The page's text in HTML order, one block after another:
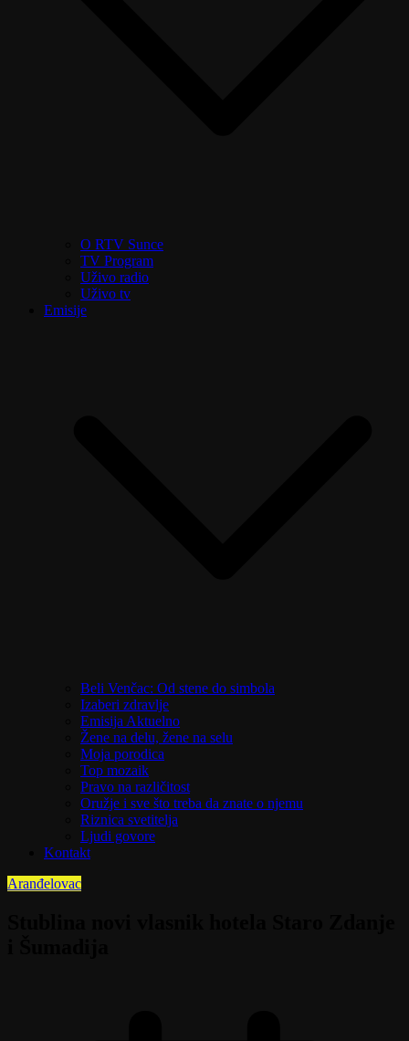
O RTV Sunce
TV Program
Uživo radio
Uživo tv
Emisije
Beli Venčac: Od stene do simbola
Izaberi zdravlje
Emisija Aktuelno
Žene na delu, žene na selu
Moja porodica
Top mozaik
Pravo na različitost
Oružje i sve što treba da znate o njemu
Riznica svetitelja
Ljudi govore
Kontakt
Aranđelovac